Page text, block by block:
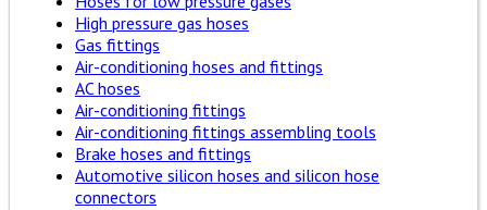
High pressure gas hoses
Gas fittings
Air-conditioning hoses and fittings
AC hoses
Air-conditioning fittings
Air-conditioning fittings assembling tools
Brake hoses and fittings
Automotive silicon hoses and silicon hose
connectors